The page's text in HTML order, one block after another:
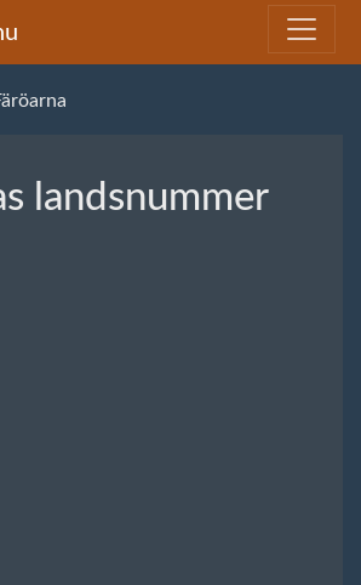
landsnummer